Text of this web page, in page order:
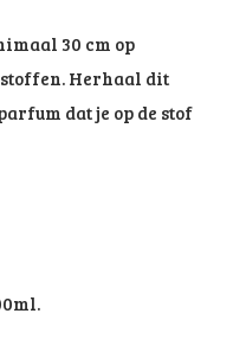
30 cm op
Herhaal dit
dat je op de stof